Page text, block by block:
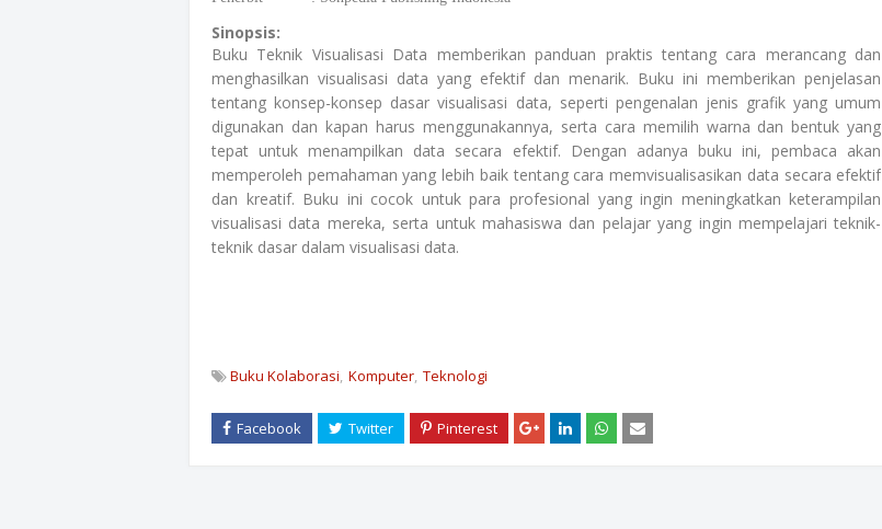
Sinopsis:
Buku Teknik Visualisasi Data memberikan panduan praktis tentang cara merancang dan
menghasilkan visualisasi data yang efektif dan menarik. Buku ini memberikan penjelasan
tentang konsep-konsep dasar visualisasi data, seperti pengenalan jenis grafik yang umum
digunakan dan kapan harus menggunakannya, serta cara memilih warna dan bentuk yang
tepat untuk menampilkan data secara efektif. Dengan adanya buku ini, pembaca akan
memperoleh pemahaman yang lebih baik tentang cara memvisualisasikan data secara efektif
dan kreatif. Buku ini cocok untuk para profesional yang ingin meningkatkan keterampilan
visualisasi data mereka, serta untuk mahasiswa dan pelajar yang ingin mempelajari teknik-
teknik dasar dalam visualisasi data.
Buku Kolaborasi Komputer Teknologi